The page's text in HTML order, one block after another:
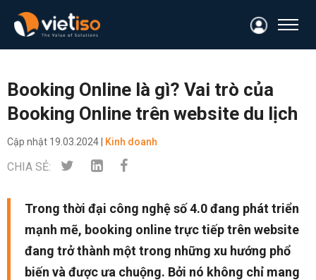
Booking Online là gì? Vai trò của
Booking Online trên website du lịch
Cập nhật 19.03.2024 | Kinh doanh
CHIA SẺ:
Trong thời đại công nghệ số 4.0 đang phát triển
mạnh mẽ, booking online trực tiếp trên website
đang trở thành một trong những xu hướng phổ
biến và được ưa chuộng. Bởi nó không chỉ mang